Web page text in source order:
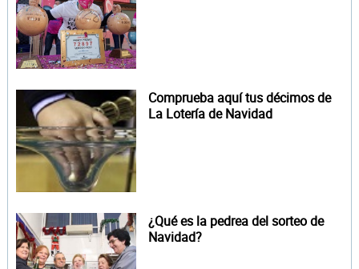
Comprueba aquí tus décimos de
La Lotería de Navidad
¿Qué es la pedrea del sorteo de
Navidad?